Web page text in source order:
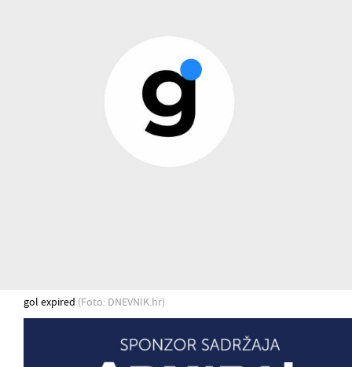
gol expired (Foto: DNEVNIK.hr)